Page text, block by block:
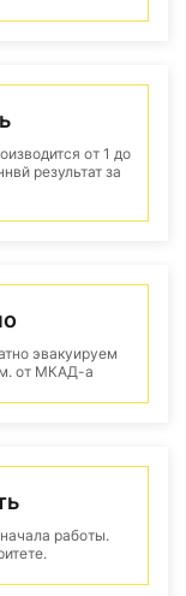
от 1 до
результат за
эвакуируем
от МКАД-а
работы.